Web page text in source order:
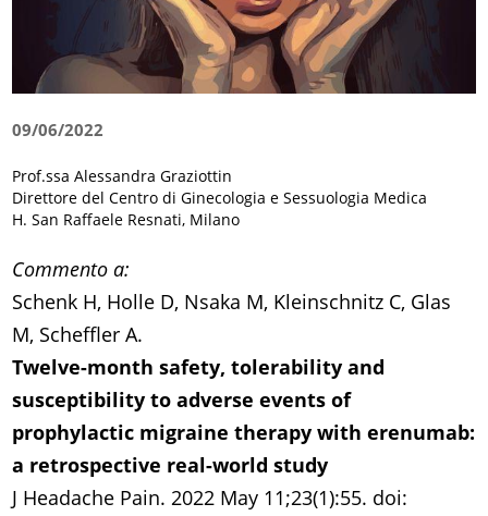
09/06/2022
Prof.ssa Alessandra Graziottin
Direttore del Centro di Ginecologia e Sessuologia Medica
H. San Raffaele Resnati, Milano
Commento a:
Schenk H, Holle D, Nsaka M, Kleinschnitz C, Glas
M, Scheffler A.
Twelve-month safety, tolerability and
susceptibility to adverse events of
prophylactic migraine therapy with erenumab:
a retrospective real-world study
J Headache Pain. 2022 May 11;23(1):55. doi: